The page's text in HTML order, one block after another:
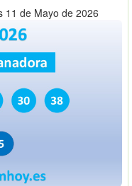
11 de Mayo de 2026